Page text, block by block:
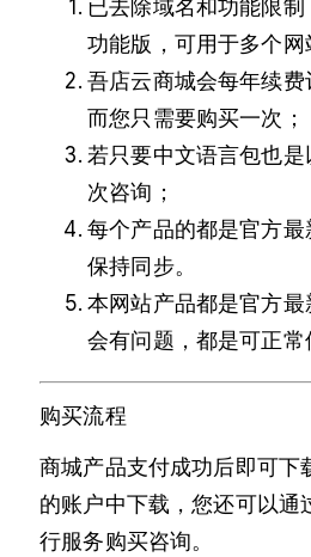
已去除域名和功能限
功能版，可用于多个网
吾店云商城会每年续费
而您只需要购买一次；
若只要中文语言包也
次咨询；
每个产品的都是官方
保持同步。
本网站产品都是官方
会有问题，都是可正常
购买流程
商城产品支付成功后即可下
的账户中下载，您还可以通
行服务购买咨询。